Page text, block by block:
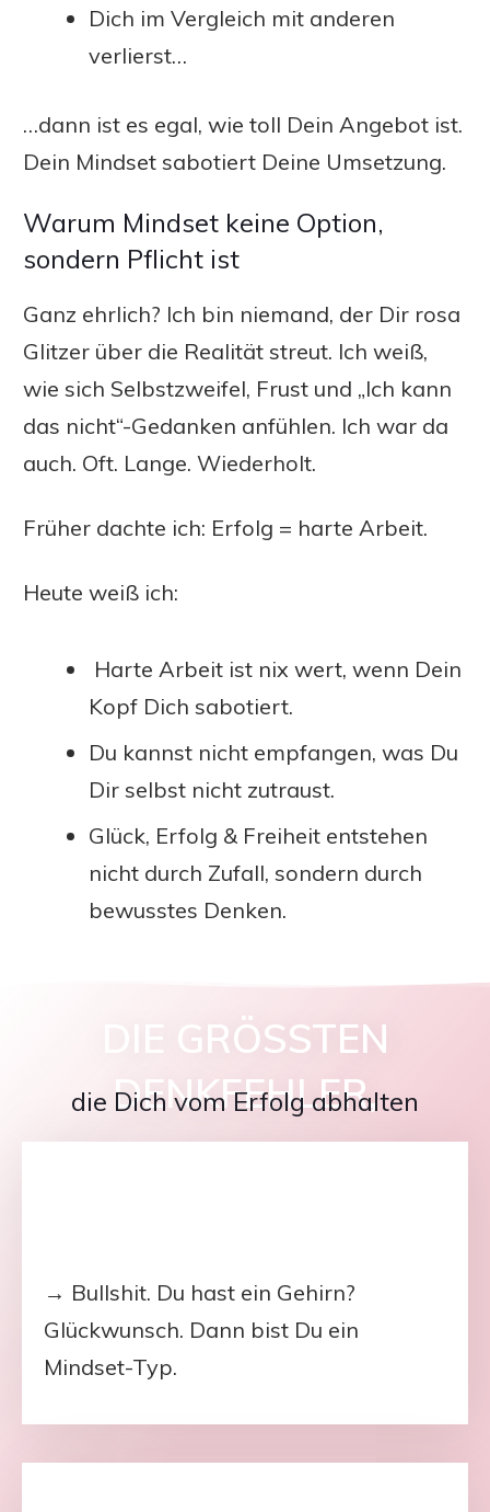
Dich im Vergleich mit anderen
verlierst…
…dann ist es egal, wie toll Dein Angebot ist.
Dein Mindset sabotiert Deine Umsetzung.
Warum Mindset keine Option,
sondern Pflicht ist
Ganz ehrlich? Ich bin niemand, der Dir rosa
Glitzer über die Realität streut. Ich weiß,
wie sich Selbstzweifel, Frust und „Ich kann
das nicht“-Gedanken anfühlen. Ich war da
auch. Oft. Lange. Wiederholt.
Früher dachte ich: Erfolg = harte Arbeit.
Heute weiß ich:
Harte Arbeit ist nix wert, wenn Dein
Kopf Dich sabotiert.
Du kannst nicht empfangen, was Du
Dir selbst nicht zutraust.
Glück, Erfolg & Freiheit entstehen
nicht durch Zufall, sondern durch
bewusstes Denken.
DIE GRÖSSTEN D
ENKFEHLER,
die Dich vom Erfolg abhalten
→ Bullshit. Du hast ein Gehirn?
Glückwunsch. Dann bist Du ein
Mindset-Typ.